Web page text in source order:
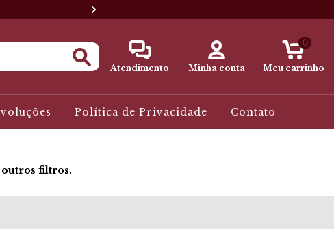
Atendimento Minha conta Meu carrinho
0
Política de Privacidade Contato
outros filtros.